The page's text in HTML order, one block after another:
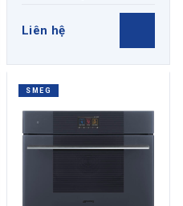
Liên hệ
SMEG